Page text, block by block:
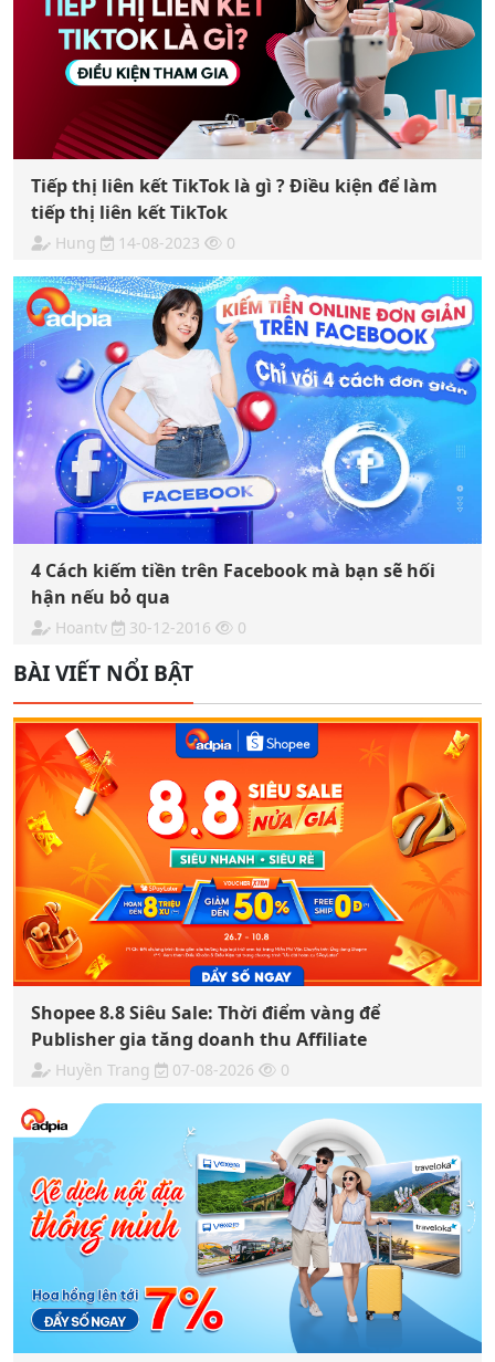
Tiếp thị liên kết TikTok là gì ? Điều kiện để làm
tiếp thị liên kết TikTok
Hung 14-08-2023 0
4 Cách kiếm tiền trên Facebook mà bạn sẽ hối
hận nếu bỏ qua
Hoantv 30-12-2016 0
BÀI VIẾT NỔI BẬT
Shopee 8.8 Siêu Sale: Thời điểm vàng để
Publisher gia tăng doanh thu Affiliate
Huyền Trang 07-08-2026 0